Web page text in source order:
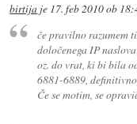
birtija je 17. feb 2010 ob
če pravilno razumem
določenega IP
oz. do vrat, ki bi bila
6881-6889,
Če se motim, se